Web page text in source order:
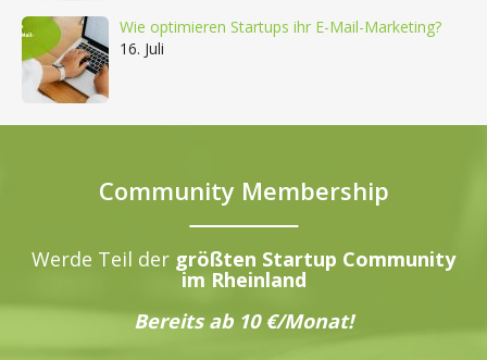
Wie optimieren Startups ihr E-Mail-Marketing?
16. Juli
Community Membership
Werde Teil der größten Startup Community
im Rheinland
Bereits ab 10 €/Monat!